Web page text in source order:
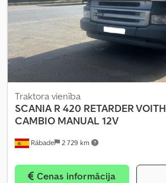
Rábade 2 729 km
Traktora vienība
SCANIA R 420 RETARDER VOITH
CAMBIO MANUAL 12V
Cenas informācija